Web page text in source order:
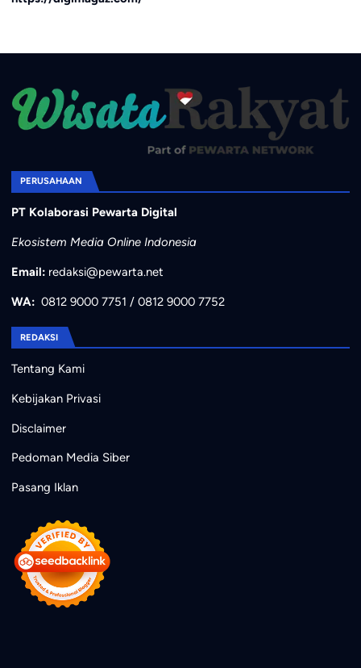
PERUSAHAAN
PT Kolaborasi Pewarta Digital
Ekosistem Media Online Indonesia
Email: redaksi@pewarta.net
WA: 0812 9000 7751 / 0812 9000 7752
REDAKSI
Tentang Kami
Kebijakan Privasi
Disclaimer
Pedoman Media Siber
Pasang Iklan